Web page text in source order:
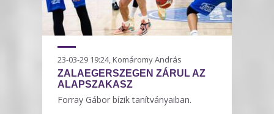
23-03-29 19:24, Komáromy András
ZALAEGERSZEGEN ZÁRUL AZ
ALAPSZAKASZ
Forray Gábor bízik tanítványaiban.